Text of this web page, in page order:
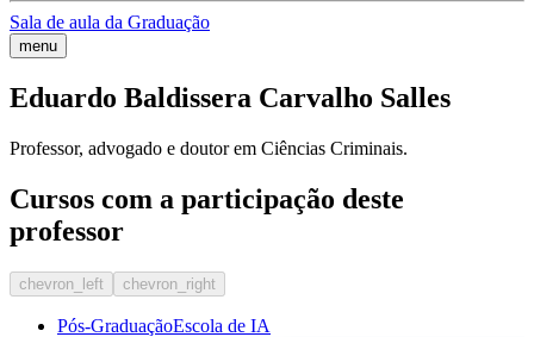
Sala de aula da Graduação
menu
Eduardo Baldissera Carvalho Salles
Professor, advogado e doutor em Ciências Criminais.
Cursos com a participação deste
professor
chevron_left chevron_right
Pós-GraduaçãoEscola de IA